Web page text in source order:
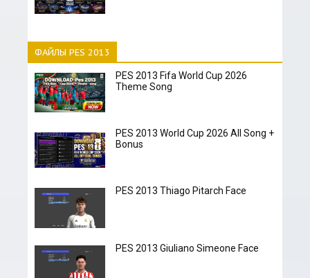
ФАЙЛЫ PES 2013
PES 2013 Fifa World Cup 2026
Theme Song
PES 2013 World Cup 2026 All Song +
Bonus
PES 2013 Thiago Pitarch Face
PES 2013 Giuliano Simeone Face